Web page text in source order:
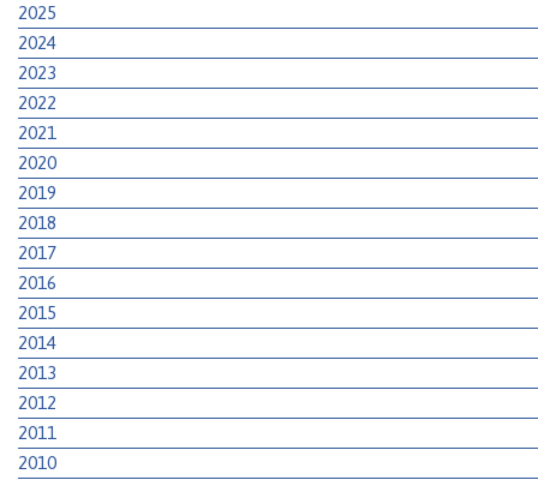
2025
2024
2023
2022
2021
2020
2019
2018
2017
2016
2015
2014
2013
2012
2011
2010